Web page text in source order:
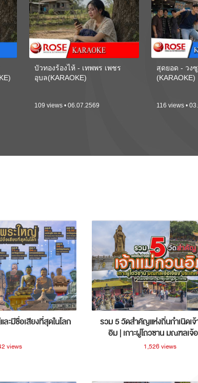
บัวทองร้องไห้ - เทพพร เพชร
อุบล(KARAOKE)
109 views • 06.07.2569
สุดยอด - วง
(KARAOKE)
116 views •
ะมีชื่อเสียงที่สุดในโลก
views
รวม 5 วัดสำคัญแห่งถิ่นกำเนิดเ
อิม | เกาะผู่โถวซาน มณฑลเจ้
ประเทศจีน
1,526 views